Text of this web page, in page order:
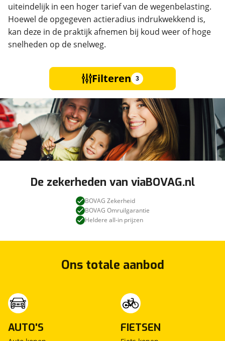
uiteindelijk in een hoger tarief van de wegenbelasting.
Hoewel de opgegeven actieradius indrukwekkend is,
kan deze in de praktijk afnemen bij koud weer of hoge
snelheden op de snelweg.
Filteren 3
De zekerheden van viaBOVAG.nl
BOVAG Zekerheid
BOVAG Omruilgarantie
Heldere all-in prijzen
Ons totale aanbod
AUTO'S FIETSEN